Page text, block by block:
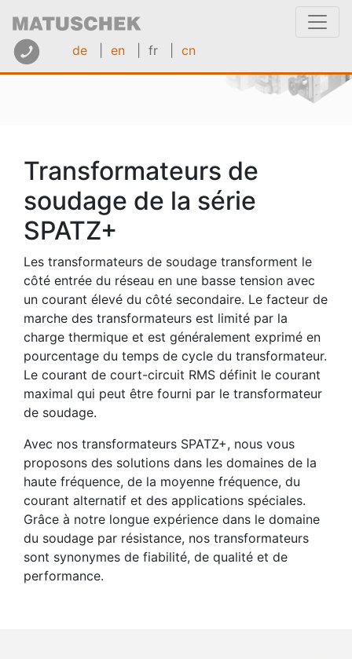
de en | fr cn
Transformateurs de
soudage de la série
SPATZ+
Les transformateurs de soudage transforment le
côté entrée du réseau en une basse tension avec
un courant élevé du côté secondaire. Le facteur de
marche des transformateurs est limité par la
charge thermique et est généralement exprimé en
pourcentage du temps de cycle du transformateur.
Le courant de court-circuit RMS définit le courant
maximal qui peut être fourni par le transformateur
de soudage.
Avec nos transformateurs SPATZ+, nous vous
proposons des solutions dans les domaines de la
haute fréquence, de la moyenne fréquence, du
courant alternatif et des applications spéciales.
Grâce à notre longue expérience dans le domaine
du soudage par résistance, nos transformateurs
sont synonymes de fiabilité, de qualité et de
performance.